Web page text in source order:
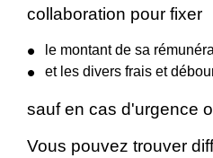
collaboration pour fixer
le montant de sa
et les divers frais et
sauf en cas d'urgence
Vous pouvez trouver